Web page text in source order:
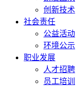
创新技术
社会责任
公益活动
环境公示
职业发展
人才招聘
员工培训